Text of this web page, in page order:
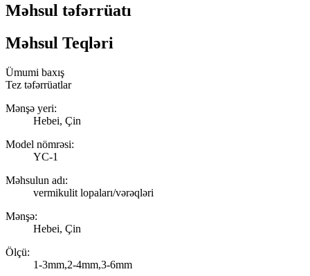
Məhsul təfərrüatı
Məhsul Teqləri
Ümumi baxış
Tez təfərrüatlar
Mənşə yeri:
Hebei, Çin
Model nömrəsi:
YC-1
Məhsulun adı:
vermikulit lopaları/vərəqləri
Mənşə:
Hebei, Çin
Ölçü:
1-3mm,2-4mm,3-6mm